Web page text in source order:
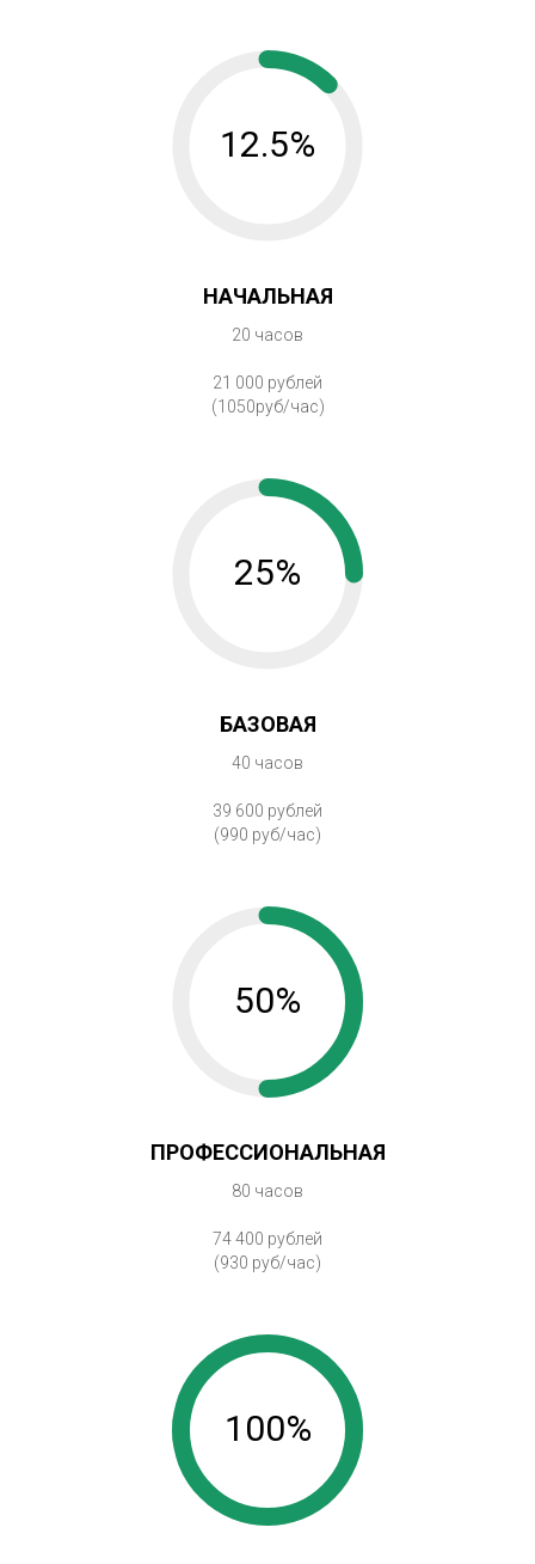
12.5%
НАЧАЛЬНАЯ
20 часов
21 000 рублей
(1050руб/час)
25%
БАЗОВАЯ
40 часов
39 600 рублей
(990 руб/час)
50%
ПРОФЕССИОНАЛЬНАЯ
80 часов
74 400 рублей
(930 руб/час)
100%